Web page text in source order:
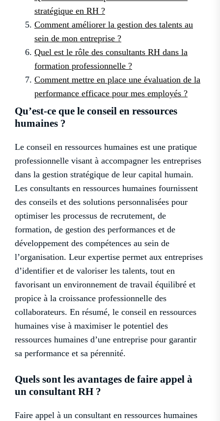
stratégique en RH ?
Comment améliorer la gestion des talents au
sein de mon entreprise ?
Quel est le rôle des consultants RH dans la
formation professionnelle ?
Comment mettre en place une évaluation de la
performance efficace pour mes employés ?
Qu’est-ce que le conseil en ressources
humaines ?
Le conseil en ressources humaines est une pratique
professionnelle visant à accompagner les entreprises
dans la gestion stratégique de leur capital humain.
Les consultants en ressources humaines fournissent
des conseils et des solutions personnalisées pour
optimiser les processus de recrutement, de
formation, de gestion des performances et de
développement des compétences au sein de
l’organisation. Leur expertise permet aux entreprises
d’identifier et de valoriser les talents, tout en
favorisant un environnement de travail équilibré et
propice à la croissance professionnelle des
collaborateurs. En résumé, le conseil en ressources
humaines vise à maximiser le potentiel des
ressources humaines d’une entreprise pour garantir
sa performance et sa pérennité.
Quels sont les avantages de faire appel à
un consultant RH ?
Faire appel à un consultant en ressources humaines